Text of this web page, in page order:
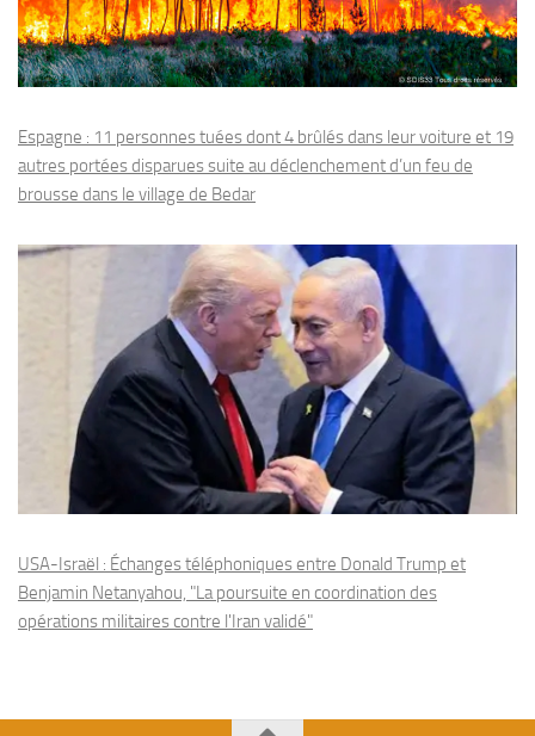
Espagne : 11 personnes tuées dont 4 brûlés dans leur voiture et 19
autres portées disparues suite au déclenchement d’un feu de
brousse dans le village de Bedar
USA-Israël : Échanges téléphoniques entre Donald Trump et
Benjamin Netanyahou, "La poursuite en coordination des
opérations militaires contre l'Iran validé"